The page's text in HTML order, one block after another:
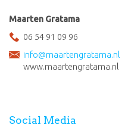
Maarten Gratama
06 54 91 09 96
info@maartengratama.nl
www.maartengratama.nl
Social Media